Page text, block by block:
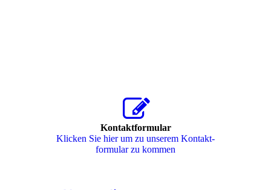
Kontaktformular
Klicken Sie hier um zu unserem Kon­takt­
for­mu­lar zu kommen